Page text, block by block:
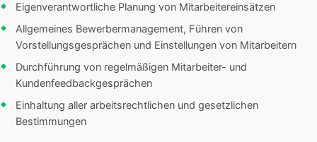
Eigenverantwortliche Planung von Mitarbeitereinsätzen
Allgemeines Bewerbermanagement, Führen von
Vorstellungsgesprächen und Einstellungen von Mitarbeitern
Durchführung von regelmäßigen Mitarbeiter- und
Kundenfeedbackgesprächen
Einhaltung aller arbeitsrechtlichen und gesetzlichen
Bestimmungen